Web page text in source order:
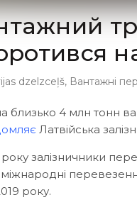
dzelzceļš, Вантажні
близько 4 млн тонн
Латвійська
року залізничники
міжнародні
року.